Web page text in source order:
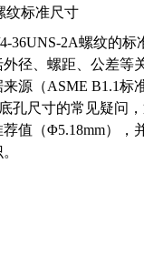
纹标准尺寸
36UNS-2A螺纹的标
径、螺距、公差等
源（ASME B1.1标
孔尺寸的常见疑问
值（Φ5.18mm），